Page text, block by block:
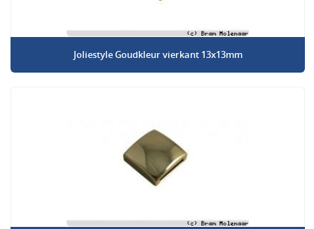
Joliestyle Goudkleur vierkant 13x13mm